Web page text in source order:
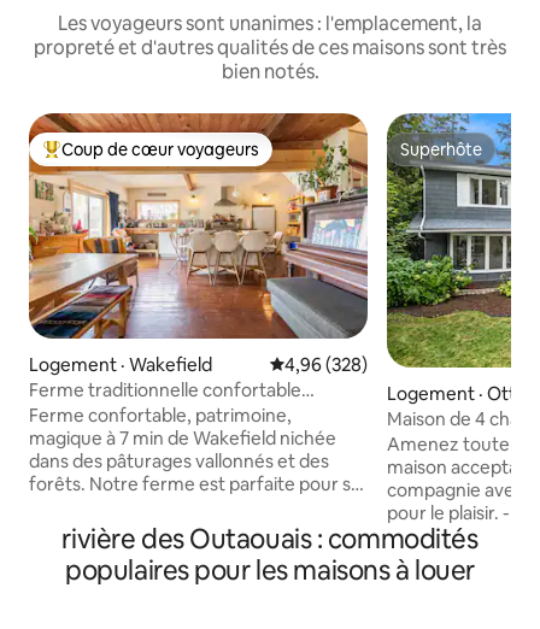
Les voyageurs sont unanimes : l'emplacement, la
propreté et d'autres qualités de ces maisons sont très
bien notés.
Coup de cœur voyageurs parmi les plus aimés
Coup de cœur voyageurs
Logement · Wakefield Note moyenne de 4,96 sur 5,
4,96 (328)
Ferme traditionnelle confortable
Réservez vos souvenirs dès maintenant!
Ferme confortable, patrimoine,
magique à 7 min de Wakefield nichée
dans des pâturages vallonnés et des
forêts. Notre ferme est parfaite pour se
de fond, de la raquette et de la
baignade. À proximité se trouvent des
stations de ski alpin, la rivière/le parc de
Superhôte
Superhôte
Logement ·
Maison de 4
chefs
Amenez toute la
maison acceptant
compagnie avec
pour le plaisir. -
carrés de surface
ouverte
avec cuisinière à
rivière des Outaouais : commodités
populaires pour les maisons à louer